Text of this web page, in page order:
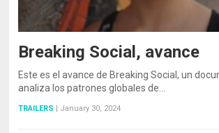
Breaking Social, avance
Este es el avance de Breaking Social, un
analiza los patrones globales de…
TRAILERS | January 30, 2024